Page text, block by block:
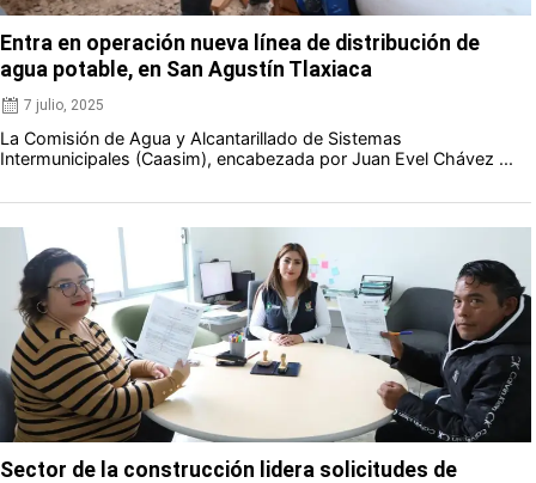
Entra en operación nueva línea de distribución de
agua potable, en San Agustín Tlaxiaca
7 julio, 2025
La Comisión de Agua y Alcantarillado de Sistemas
Intermunicipales (Caasim), encabezada por Juan Evel Chávez ...
Sector de la construcción lidera solicitudes de